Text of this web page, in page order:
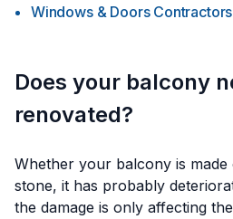
Windows & Doors Contractors
Does your balcony
renovated?
Whether your balcony is
stone, it has probably
the damage is only affecting